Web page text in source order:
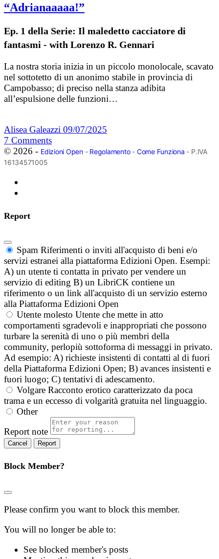
“Adrianaaaaa!”
Ep. 1 della Serie: Il maledetto cacciatore di
fantasmi - with Lorenzo R. Gennari
La nostra storia inizia in un piccolo monolocale, scavato
nel sottotetto di un anonimo stabile in provincia di
Campobasso; di preciso nella stanza adibita
all’espulsione delle funzioni…
Alisea Galeazzi 09/07/2025
7 Comments
© 2026 - Edizioni Open- Regolamento- Come Funziona - P.IVA
16134571005
Report
Spam Riferimenti o inviti all'acquisto di beni e/o
servizi estranei alla piattaforma Edizioni Open. Esempi:
A) un utente ti contatta in privato per vendere un
servizio di editing B) un LibriCK contiene un
riferimento o un link all'acquisto di un servizio esterno
alla Piattaforma Edizioni Open
Utente molesto Utente che mette in atto
comportamenti sgradevoli e inappropriati che possono
turbare la serenità di uno o più membri della
community, perlopiù sottoforma di messaggi in privato.
Ad esempio: A) richieste insistenti di contatti al di fuori
della Piattaforma Edizioni Open; B) avances insistenti e
fuori luogo; C) tentativi di adescamento.
Volgare Racconto erotico caratterizzato da poca
trama e un eccesso di volgarità gratuita nel linguaggio.
Other
Report note
Report
Block Member?
Please confirm you want to block this member.
You will no longer be able to:
See blocked member's posts